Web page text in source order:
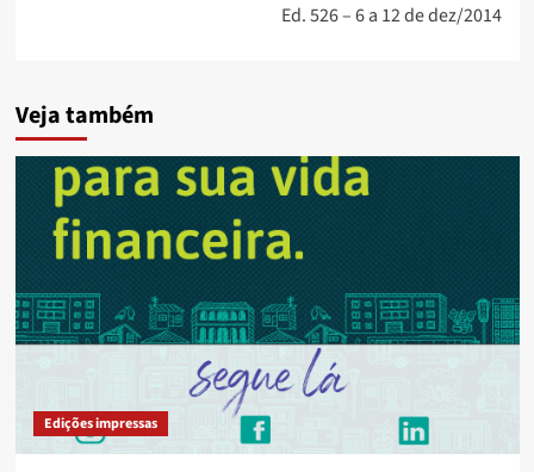
Ed. 526 – 6 a 12 de dez/2014
Veja também
Edições impressas